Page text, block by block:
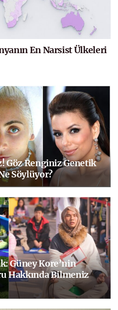
En Narsist Ülkeleri
Göz Renginiz Genetik
Söylüyor?
Güney Kore’nin
Hakkında Bilmeniz